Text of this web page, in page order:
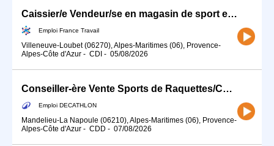
Caissier/e Vendeur/se en magasin de sport en CDI H/F
Emploi France Travail
Villeneuve-Loubet (06270), Alpes-Maritimes (06), Provence-
Alpes-Côte d'Azur - CDI - 05/08/2026
Conseiller-ère Vente Sports de Raquettes/Collectifs - CDD Saison (Juillet-Août)
Emploi DECATHLON
Mandelieu-La Napoule (06210), Alpes-Maritimes (06), Provence-
Alpes-Côte d'Azur - CDD - 07/08/2026